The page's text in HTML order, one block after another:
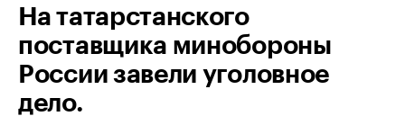
На татарстанского
поставщика минобороны
России завели уголовное
дело.